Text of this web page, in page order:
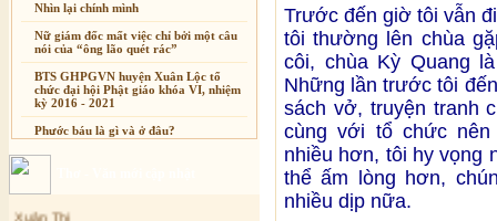
Nhìn lại chính mình
Nữ giám đốc mất việc chỉ bởi một câu
nói của “ông lão quét rác”
BTS GHPGVN huyện Xuân Lộc tổ
chức đại hội Phật giáo khóa VI, nhiệm
kỳ 2016 - 2021
Phước báu là gì và ở đâu?
Sự thương-ghét của con người
Cải đạo: Nguyên nhân & giải pháp
Trước đến giờ tôi vẫn
tôi thường lên chùa
côi, chùa Kỳ Quang
Những lần trước tôi
sách vở, truyện tranh
cùng với tổ chức
nhiều hơn, tôi hy vọng
thể ấm lòng hơn,
nhiều dịp nữa.